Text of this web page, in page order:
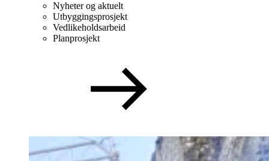
Nyheter og aktuelt
Utbyggingsprosjekt
Vedlikeholdsarbeid
Planprosjekt